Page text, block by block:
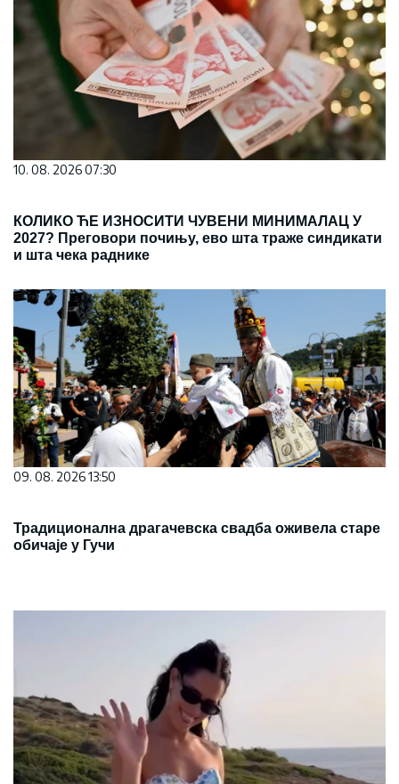
10. 08. 2026 07:30
КОЛИКО ЋЕ ИЗНОСИТИ ЧУВЕНИ МИНИМАЛАЦ У
2027? Преговори почињу, ево шта траже синдикати
и шта чека раднике
09. 08. 2026 13:50
Традиционална драгачевска свадба оживела старе
обичаје у Гучи